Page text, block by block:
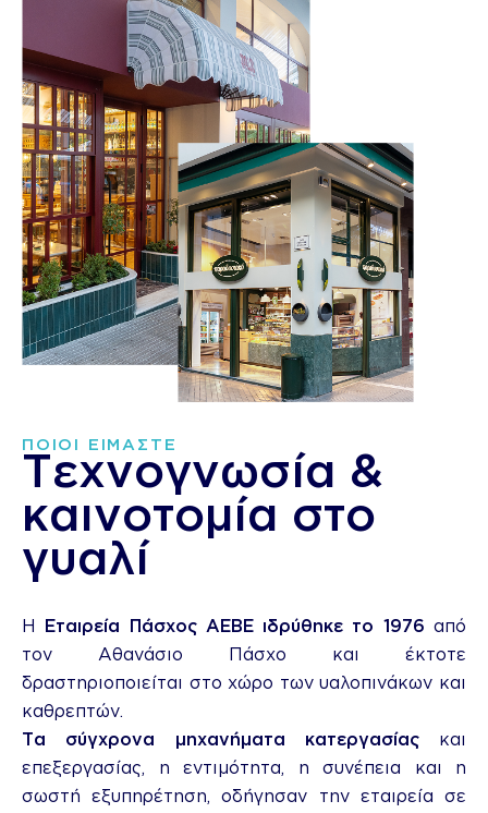
ΠΟΙΟΙ ΕΙΜΑΣΤΕ
Τεχνογνωσία &
καινοτομία στο
γυαλί
Η Εταιρεία Πάσχος ΑΕΒΕ ιδρύθηκε το 1976 από
τον Αθανάσιο Πάσχο και έκτοτε
δραστηριοποιείται στο χώρο των υαλοπινάκων και
καθρεπτών.
Τα σύγχρονα μηχανήματα κατεργασίαςκαι
επεξεργασίας, η εντιμότητα, η συνέπεια και η
σωστή εξυπηρέτηση, οδήγησαν την εταιρεία σε